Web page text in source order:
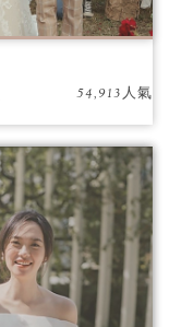
54,913人氣